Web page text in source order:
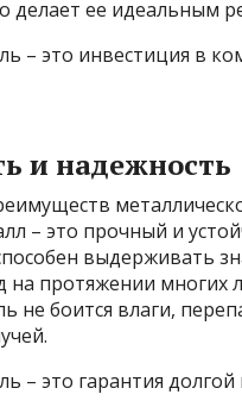
делает ее идеальным
– это инвестиция в
и надежность
– это прочный и
выдерживать
протяжении многих
не боится влаги,
– это гарантия